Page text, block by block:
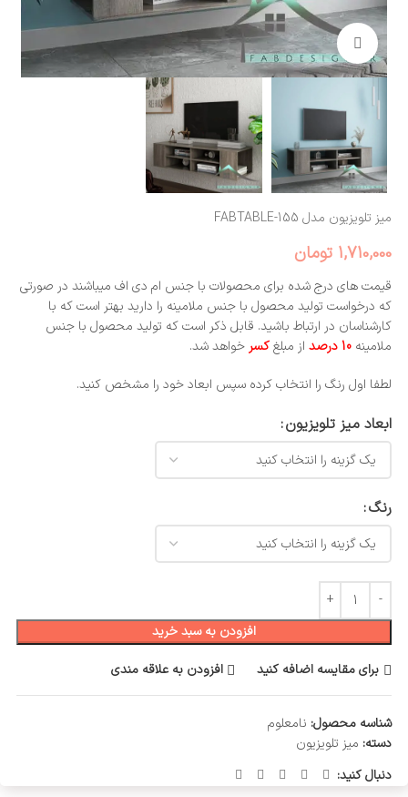
بزرگنمایی تصویر
میز تلویزیون مدل FABTABLE-155
1,710,000 تومان
قیمت های درج شده برای محصولات با جنس ام دی اف میباشند در صورتی
که درخواست تولید محصول با جنس ملامینه را دارید بهتر است که با
کارشناسان در ارتباط باشید. قابل ذکر است که تولید محصول با جنس
ملامینه 10 درصد از مبلغکسرخواهد شد.
لطفا اول رنگ را انتخاب کرده سپس ابعاد خود را مشخص کنید.
ابعاد میز تلویزیون
رنگ
افزودن به سبد خرید
برای مقایسه اضافه کنید
افزودن به علاقه مندی
شناسه محصول: نامعلوم
دسته: میز تلویزیون
دنبال کنید: